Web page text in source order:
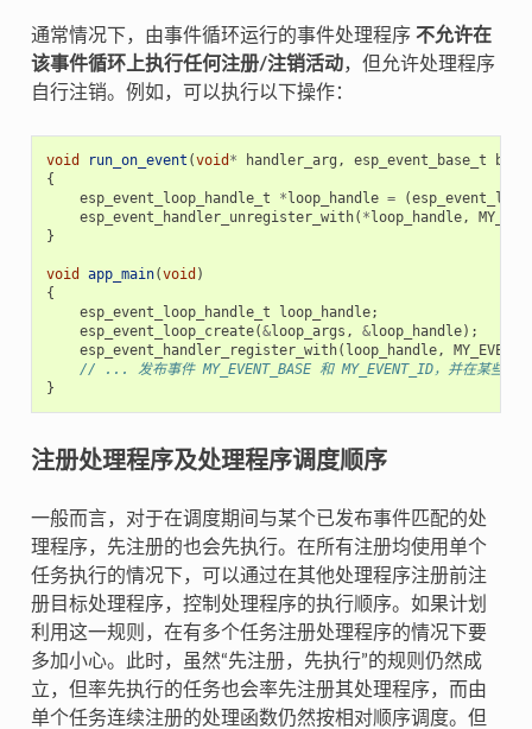
通常情况下，由事件循环运行的事件处理程序 不允许在
该事件循环上执行任何注册/注销活动，但允许处理程序
自行注销。例如，可以执行以下操作：
void run_on_event (void * handler_arg , esp_event_base_t base
{
esp_event_loop_handle_t
*loop_handle = (
esp_event_handler_unregister_with( *loop_handle,
}
void app_main(void )
{
esp_event_loop_handle_t
loop_handle;
esp_event_loop_create(&loop_args , &loop_handle);
esp_event_handler_register_with( loop_handle,
// ... 发布事件 MY_EVENT_BASE 和 MY_EVENT_ID，并在某些时
}
注册处理程序及处理程序调度顺序
一般而言，对于在调度期间与某个已发布事件匹配的处
理程序，先注册的也会先执行。在所有注册均使用单个
任务执行的情况下，可以通过在其他处理程序注册前注
册目标处理程序，控制处理程序的执行顺序。如果计划
利用这一规则，在有多个任务注册处理程序的情况下要
多加小心。此时，虽然“先注册，先执行”的规则仍然成
立，但率先执行的任务也会率先注册其处理程序，而由
单个任务连续注册的处理函数仍然按相对顺序调度。但